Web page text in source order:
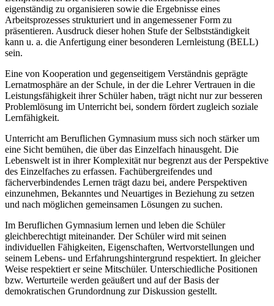
eigenständig zu organisieren sowie die Ergebnisse eines
Arbeitsprozesses strukturiert und in angemessener Form zu
präsentieren. Ausdruck dieser hohen Stufe der Selbstständigkeit
kann u. a. die Anfertigung einer besonderen Lernleistung (BELL)
sein.
Eine von Kooperation und gegenseitigem Verständnis geprägte
Lernatmosphäre an der Schule, in der die Lehrer Vertrauen in die
Leistungsfähigkeit ihrer Schüler haben, trägt nicht nur zur besseren
Problemlösung im Unterricht bei, sondern fördert zugleich soziale
Lernfähigkeit.
Unterricht am Beruflichen Gymnasium muss sich noch stärker um
eine Sicht bemühen, die über das Einzelfach hinausgeht. Die
Lebenswelt ist in ihrer Komplexität nur begrenzt aus der Perspektive
des Einzelfaches zu erfassen. Fachübergreifendes und
fächerverbindendes Lernen trägt dazu bei, andere Perspektiven
einzunehmen, Bekanntes und Neuartiges in Beziehung zu setzen
und nach möglichen gemeinsamen Lösungen zu suchen.
Im Beruflichen Gymnasium lernen und leben die Schüler
gleichberechtigt miteinander. Der Schüler wird mit seinen
individuellen Fähigkeiten, Eigenschaften, Wertvorstellungen und
seinem Lebens- und Erfahrungshintergrund respektiert. In gleicher
Weise respektiert er seine Mitschüler. Unterschiedliche Positionen
bzw. Werturteile werden geäußert und auf der Basis der
demokratischen Grundordnung zur Diskussion gestellt.